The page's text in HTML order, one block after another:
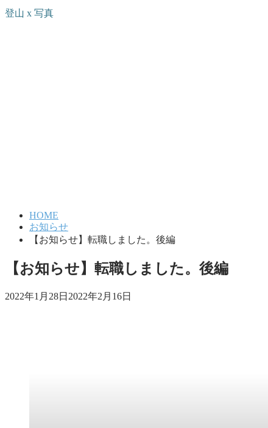
登山 x 写真
HOME
お知らせ
【お知らせ】転職しました。後編
【お知らせ】転職しました。後編
2022年1月28日 2022年2月16日